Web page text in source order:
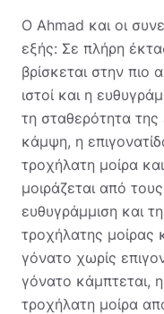
Ο Ahmad και οι
εξής: Σε πλήρη
βρίσκεται στην πιο
ιστοί και η
τη σταθερότητα της
κάμψη, η
τροχήλατη μοίρα
μοιράζεται από
ευθυγράμμιση και
τροχήλατης μοίρας
γόνατο χωρίς
γόνατο κάμπτεται, η
τροχήλατη μοίρα